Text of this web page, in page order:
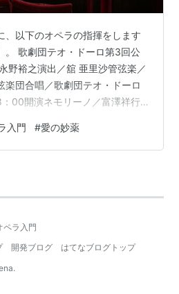
、以下のオペラの指揮をします
。 歌劇団テオ・ドーロ第3回公
野裕之演出／舘 亜里沙管弦楽／
楽団合唱／歌劇団テオ・ドーロ
00開演ネモリーノ／富澤祥行
ッタ／君島由美子 7月/7日
ーノ／松原 陸アディーナ／衛藤
場：和光市文化センター（サン
友人・知人に
入門 #愛の妙薬
ペラ入門
開発ブログ
はてなブログトップ